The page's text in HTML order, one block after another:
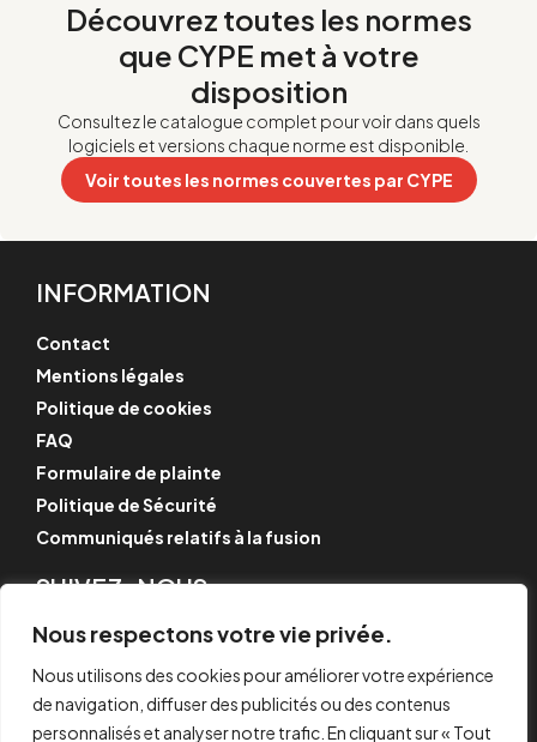
Nous respectons votre vie privée.
Nous utilisons des cookies pour améliorer votre expérience
de navigation, diffuser des publicités ou des contenus
personnalisés et analyser notre trafic. En cliquant sur « Tout
Découvrez toutes les normes
que CYPE met à votre
disposition
Consultez le catalogue complet pour voir dans quels
logiciels et versions chaque norme est disponible.
Voir toutes les normes couvertes par CYPE
INFORMATION
Contact
Mentions légales
Politique de cookies
FAQ
Formulaire de plainte
Politique de Sécurité
Communiqués relatifs à la fusion
SUIVEZ-NOUS
Instagram